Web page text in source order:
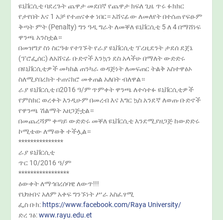
ዩኒቨርሲቲ ባደረጉት ጨዋታ መደበኛ የጨዋታ ክፍለ ጊዜ ጥሩ ፉክክር
የታየበት እና 1 አቻ የተጠናቀቀ ነበር። አሸናፊው ለመለየት በተሰጠ የፍፁም
ቅጣት ምት (Penalty) ግን ዓዲ ግራት ለመቐለ ዩኒቨርሲቲ 5 ለ 4 በማሸነፍ
ዋንጫ አንስቷል።
በመዝግያ ስነ ስርዓቱ የተገኙት የራያ ዩኒቨርሲቲ ፕረዚደንት ታደሰ ደጀኔ
(ፕሮፌሰር) ለአሸናፊ ቡድኖች እንኳን ደስ አላችሁ በማለት ውድድሩ
በዩኒቨርሲቲዎች መካከል ጠንካራ ወዳጅነት ለመፍጠር ትልቅ አስተዋፅኦ
ስለሚያበረክት ተጠናክሮ መቀጠል አለበት ብለዋል።
ራያ ዩኒቨርሲቲ በ2016 ዓ/ም ጥምቀት ዋንጫ ለተሳተፉ ዩኒቨርሲቲዎች
የምስክር ወረቀት እንዲሁም በመረብ እና እግር ኳስ አንደኛ ለወጡ ቡድኖች
የዋንጫ ሽልማት አዘጋጅቷል።
በመጨረሻም ቀጣይ ውድድሩ መቐለ ዩኒቨርሲቲ እንደሚያዘጋጅ ከውድድሩ
ኮሚቴው ለማወቅ ተችሏል።
***************
ራያ ዩኒቨርሲቲ
ጥር 10/2016 ዓ/ም
*****************
ዕውቀት ለማኅበረሰባዊ ለውጥ!!!
የህዝብና አለም አቀፍ ግንኙነት ሥራ አስፈፃሚ
ፌስ ቡክ: https://www.facebook.com/Raya University/
ድረ ገፅ:www.rayu.edu.et